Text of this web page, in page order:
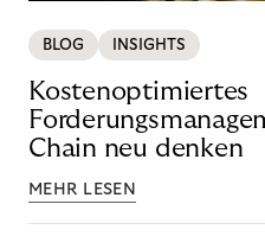
BLOG INSIGHTS
Kostenoptimiertes
Chain neu denken
MEHR LESEN